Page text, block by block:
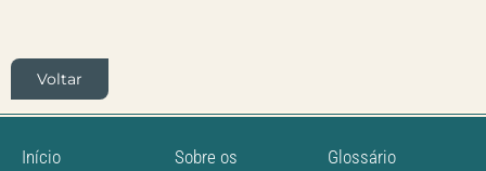
Voltar
Início
Sobre os
Glossário